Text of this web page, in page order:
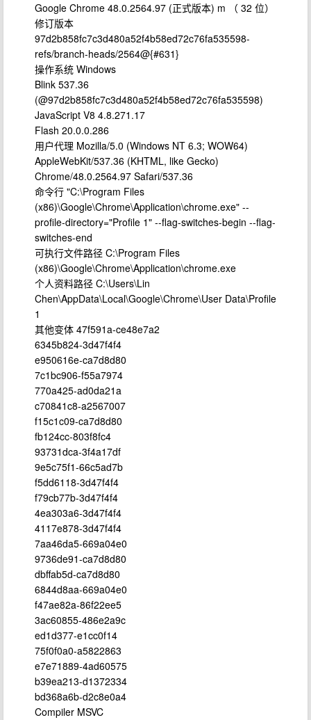
Google Chrome 48.0.2564.97 (正式版本) m （ 32 位）
修订版本
97d2b858fc7c3d480a52f4b58ed72c76fa535598-
refs/branch-heads/2564@{#631}
操作系统 Windows
Blink 537.36
(@97d2b858fc7c3d480a52f4b58ed72c76fa535598)
JavaScript V8 4.8.271.17
Flash 20.0.0.286
用户代理 Mozilla/5.0 (Windows NT 6.3; WOW64)
AppleWebKit/537.36 (KHTML, like Gecko)
Chrome/48.0.2564.97 Safari/537.36
命令行 "C:\Program Files
(x86)\Google\Chrome\Application\chrome.exe" --
profile-directory="Profile 1" --flag-switches-begin --flag-
switches-end
可执行文件路径 C:\Program Files
(x86)\Google\Chrome\Application\chrome.exe
个人资料路径 C:\Users\Lin
Chen\AppData\Local\Google\Chrome\User Data\Profile
1
其他变体 47f591a-ce48e7a2
6345b824-3d47f4f4
e950616e-ca7d8d80
7c1bc906-f55a7974
770a425-ad0da21a
c70841c8-a2567007
f15c1c09-ca7d8d80
fb124cc-803f8fc4
93731dca-3f4a17df
9e5c75f1-66c5ad7b
f5dd6118-3d47f4f4
f79cb77b-3d47f4f4
4ea303a6-3d47f4f4
4117e878-3d47f4f4
7aa46da5-669a04e0
9736de91-ca7d8d80
dbffab5d-ca7d8d80
6844d8aa-669a04e0
f47ae82a-86f22ee5
3ac60855-486e2a9c
ed1d377-e1cc0f14
75f0f0a0-a5822863
e7e71889-4ad60575
b39ea213-d1372334
bd368a6b-d2c8e0a4
Compiler MSVC